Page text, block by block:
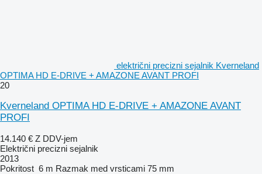
električni precizni sejalnik Kverneland
OPTIMA HD E-DRIVE + AMAZONE AVANT PROFI
20
Kverneland OPTIMA HD E-DRIVE + AMAZONE AVANT
PROFI
14.140 € Z DDV-jem
Električni precizni sejalnik
2013
Pokritost 6 m Razmak med vrsticami 75 mm